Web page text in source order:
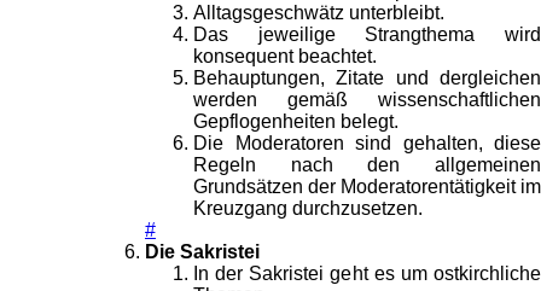
Alltagsgeschwätz unterbleibt.
Das jeweilige Strangthema wird
konsequent beachtet.
Behauptungen, Zitate und dergleichen
werden gemäß wissenschaftlichen
Gepflogenheiten belegt.
Die Moderatoren sind gehalten, diese
Regeln nach den allgemeinen
Grundsätzen der Moderatorentätigkeit im
Kreuzgang durchzusetzen.
#
Die Sakristei
In der Sakristei geht es um ostkirchliche